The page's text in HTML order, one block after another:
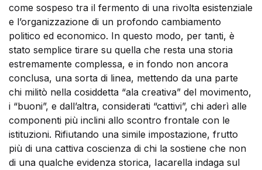
come sospeso tra il fermento di una rivolta esistenziale
e l’organizzazione di un profondo cambiamento
politico ed economico. In questo modo, per tanti, è
stato semplice tirare su quella che resta una storia
estremamente complessa, e in fondo non ancora
conclusa, una sorta di linea, mettendo da una parte
chi militò nella cosiddetta “ala creativa” del movimento,
i “buoni”, e dall’altra, considerati “cattivi”, chi aderì alle
componenti più inclini allo scontro frontale con le
istituzioni. Rifiutando una simile impostazione, frutto
più di una cattiva coscienza di chi la sostiene che non
di una qualche evidenza storica, Iacarella indaga sul